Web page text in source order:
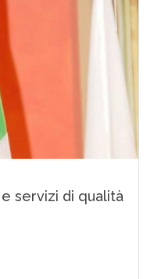
servizi di qualità